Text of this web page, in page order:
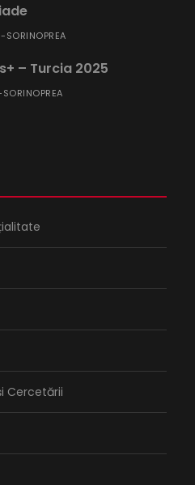
SORINOPREA
– Turcia 2025
Cercetării